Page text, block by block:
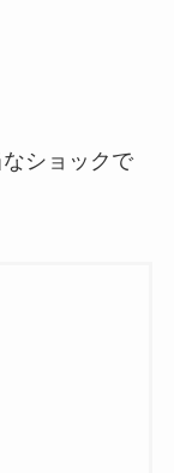
ショックで